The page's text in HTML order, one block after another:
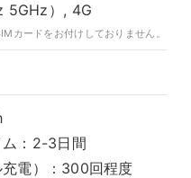
5GHz）, 4G
カードをお付けしておりません。
ム：2-3日間
電）：300回程度